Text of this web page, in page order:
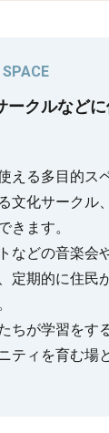
ークルなど
える多目的ス
文化サークル
きます。
などの音楽会
定期的に住民
ちが学習をす
ティを育む場